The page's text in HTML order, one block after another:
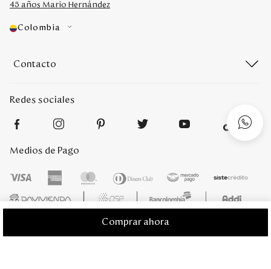
Comprar ahora
45 años Mario Hernández
Colombia
Contacto
Redes sociales
Medios de Pago
Mario Hernández 2022. Derechos reservados. Desarrollado por
Plataforma Vtex